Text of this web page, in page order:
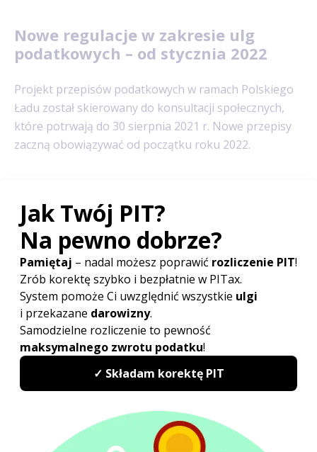
Nowe regulacje w zakresie ulg
podatkowych – od stycznia 2022
Projekt przepisów podatkowych w ramach Polskiego
Ładu został skierowany do konsultacji społecznych,
które potrwają do 30 sierpnia 2021 r. Nowe przepisy
zaczną obowiązywać od początku roku 2022.
PIT - podstawowe informacje
Ulgi i odliczenia
Etat, zlecenie i dzieło
Działalność gospodarcza
ZUS i ubezpieczenia
Emerytury i renty
Dochody z zagranicy
Najem
Kredyty w PIT
Dochody inwestycyjne